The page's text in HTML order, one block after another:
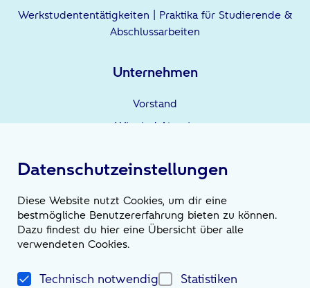
Datenschutzeinstellungen
Diese Website nutzt Cookies, um dir eine
bestmögliche Benutzererfahrung bieten zu können.
Dazu findest du hier eine Übersicht über alle
verwendeten Cookies.
Technisch notwendig Statistiken
Werkstudententätigkeiten | Praktika für Studierende &
Abschlussarbeiten
Unternehmen
Vorstand
Wir sind Atruvia
Wir sind die Möglichmacher*innen